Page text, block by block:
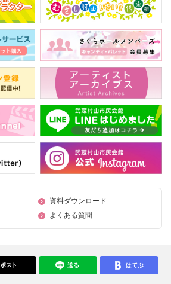
資料ダウンロード
よくある質問
ポスト 送る はてぶ